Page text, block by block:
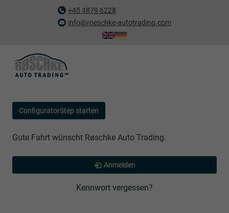
+45 4879 6228
info@roeschke-autotrading.com
ConfiguratorStep starten
Gute Fahrt wünscht Røschke Auto Trading.
Anmelden
Kennwort vergessen?